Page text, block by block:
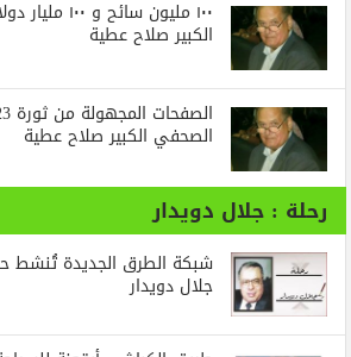
١٠٠ مليون
الكبير صلاح عطية
الصحفي الكبير صلاح عطية
رحلة : جلال دويدار
شبكة الطرق الجديدة تُنشط
جلال دويدار